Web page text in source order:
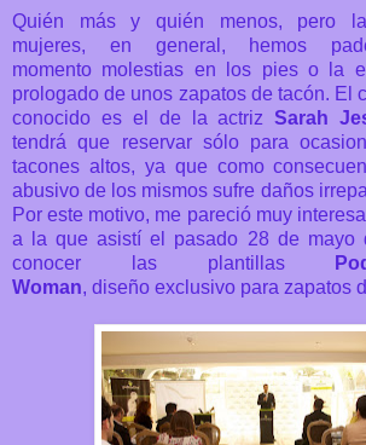
Quién más y quién menos, pero
mujeres, en general, hemos
momento molestias en los pies o la
prologado de unos zapatos de tacón. El
conocido es el de la actrizSarah
tendrá que reservar sólo para
tacones altos, ya que como
abusivo de los mismos sufre daños
Por este motivo, me pareció muy
a la que asistí el pasado 28 de mayo
conocer las plantillas
Woman, diseño exclusivo para zapatos